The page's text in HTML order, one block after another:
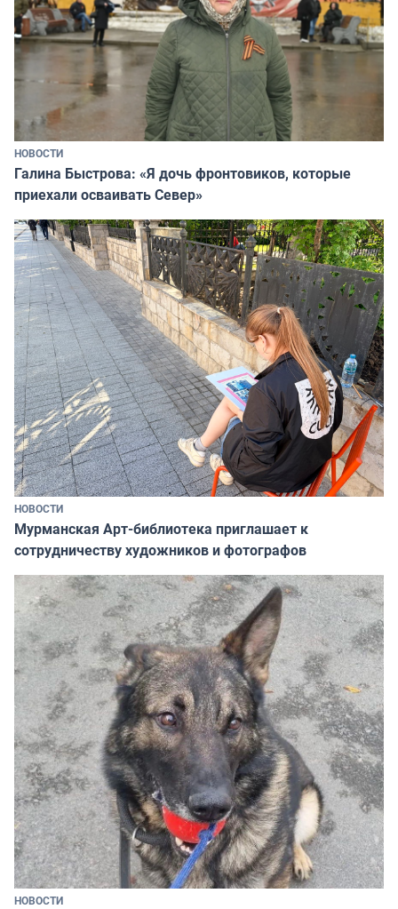
НОВОСТИ
Галина Быстрова: «Я дочь фронтовиков, которые
приехали осваивать Север»
НОВОСТИ
Мурманская Арт-библиотека приглашает к
сотрудничеству художников и фотографов
НОВОСТИ